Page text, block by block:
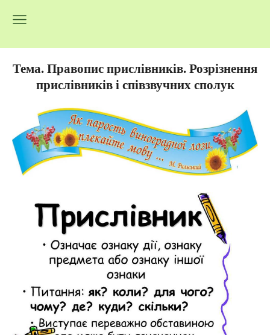
Тема. Правопис прислівників.Розрізнення
прислівників і співзвучних сполук